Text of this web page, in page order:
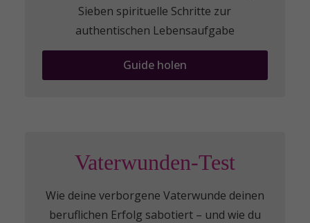
Sieben spirituelle Schritte zur
authentischen Lebensaufgabe
Guide holen
Vaterwunden-Test
Wie deine verborgene Vaterwunde deinen
beruflichen Erfolg sabotiert – und wie du